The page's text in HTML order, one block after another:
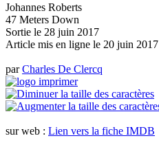
Johannes Roberts
47 Meters Down
Sortie le 28 juin 2017
Article mis en ligne le 20 juin 2017
parCharles De Clercq
sur web : Lien vers la fiche IMDB